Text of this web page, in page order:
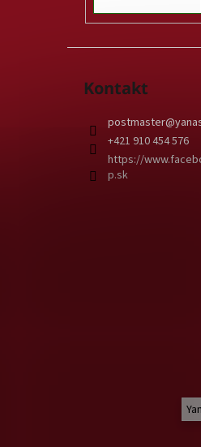
Kontakt
postmaster@
+421 910 454 576
https://
p.sk